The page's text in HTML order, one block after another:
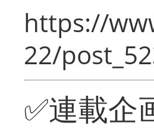
https://
22/
✅連載企